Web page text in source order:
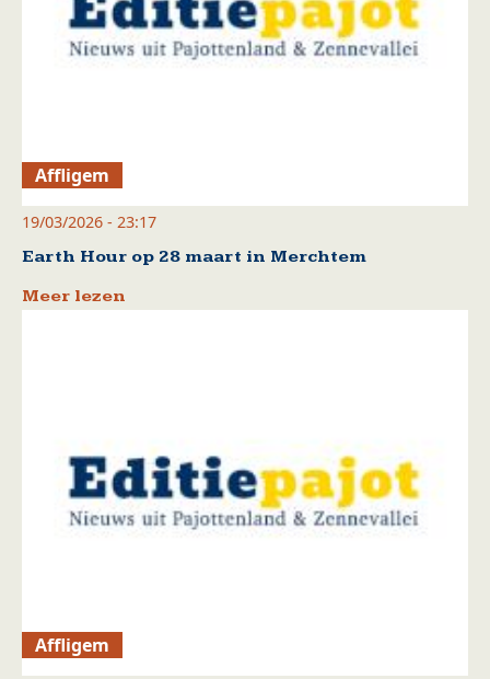
Affligem
19/03/2026 - 23:17
Earth Hour op 28 maart in Merchtem
Meer lezen
Affligem